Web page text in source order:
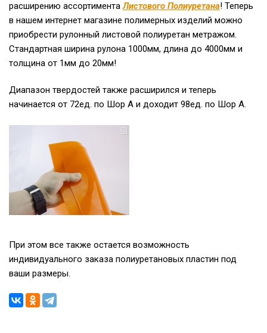
расширению ассортиментаЛистового Полиуретана! Теперь
в нашем интернет магазине полимерных изделий можно
приобрести рулонный листовой полиуретан метражом.
Стандартная ширина рулона 1000мм, длина до 4000мм и
толщина от 1мм до 20мм!
Диапазон твердостей также расширился и теперь
начинается от 72ед. по Шор А и доходит 98ед. по Шор А.
При этом все также остается возможность
индивидуального заказа полиуретановых пластин под
ваши размеры.